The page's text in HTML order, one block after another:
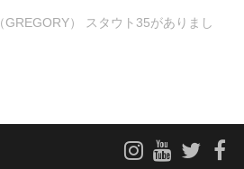
） スタウト35がありまし